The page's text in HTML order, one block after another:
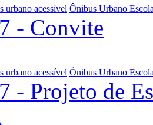
urbano acessível Ônibus Urbano
- Convite
urbano acessível Ônibus Urbano
- Projeto de